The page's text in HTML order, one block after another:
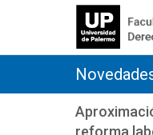
reforma